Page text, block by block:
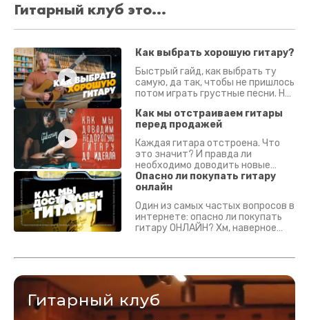
Гитарный клуб это...
Как выбрать хорошую гитару?
Быстрый гайд, как выбрать ту
самую, да так, чтобы не пришлось
потом играть грустные песни. На
Как мы отстраиваем гитары
перед продажей
Каждая гитара отстроена. Что
это значит? И правда ли
необходимо доводить новые
гитары? Если кратко - да.
Подробно - в видео :)
Опасно ли покупать гитару
онлайн
Один из самых частых вопросов в
интернете: опасно ли покупать
гитару ОНЛАЙН? Хм, наверное
застрахован. Случись что -
Гитарный клуб